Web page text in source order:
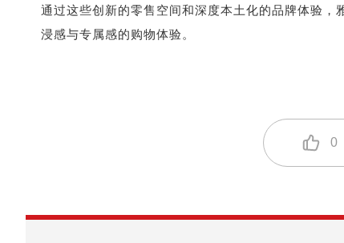
通过这些创新的零售空间和深度本土化的品牌体验
浸感与专属感的购物体验。
0